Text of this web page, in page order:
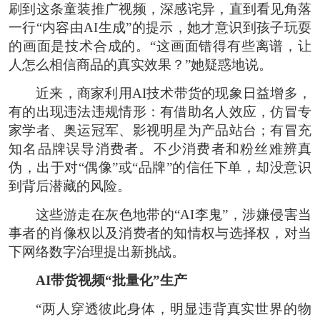
刷到这条童装推广视频，深感诧异，直到看见角落
一行“内容由AI生成”的提示，她才意识到孩子玩耍
的画面是技术合成的。“这画面错得有些离谱，让
人怎么相信商品的真实效果？”她疑惑地说。
近来，商家利用AI技术带货的现象日益增多，
有的出现违法违规情形：有借助名人效应，仿冒专
家学者、奥运冠军、影视明星为产品站台；有冒充
知名品牌误导消费者。不少消费者和粉丝难辨真
伪，出于对“偶像”或“品牌”的信任下单，却没意识
到背后潜藏的风险。
这些游走在灰色地带的“AI李鬼”，涉嫌侵害当
事者的肖像权以及消费者的知情权与选择权，对当
下网络数字治理提出新挑战。
AI带货视频“批量化”生产
“两人穿透彼此身体，明显违背真实世界的物